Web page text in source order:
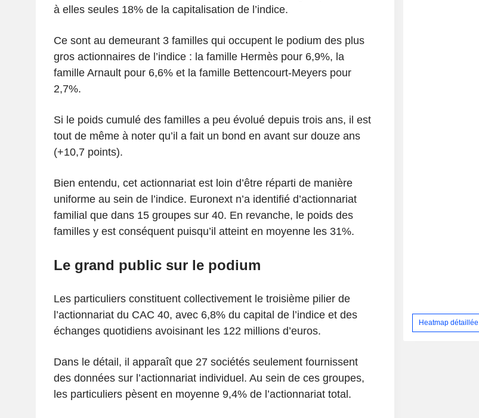
à elles seules 18% de la capitalisation de l’indice.
Ce sont au demeurant 3 familles qui occupent le podium des plus
gros actionnaires de l’indice : la famille Hermès pour 6,9%, la
famille Arnault pour 6,6% et la famille Bettencourt-Meyers pour
2,7%.
Si le poids cumulé des familles a peu évolué depuis trois ans, il est
tout de même à noter qu’il a fait un bond en avant sur douze ans
(+10,7 points).
Bien entendu, cet actionnariat est loin d’être réparti de manière
uniforme au sein de l’indice. Euronext n’a identifié d’actionnariat
familial que dans 15 groupes sur 40. En revanche, le poids des
familles y est conséquent puisqu’il atteint en moyenne les 31%.
Le grand public sur le podium
Les particuliers constituent collectivement le troisième pilier de
l’actionnariat du CAC 40, avec 6,8% du capital de l’indice et des
échanges quotidiens avoisinant les 122 millions d’euros.
Dans le détail, il apparaît que 27 sociétés seulement fournissent
des données sur l’actionnariat individuel. Au sein de ces groupes,
les particuliers pèsent en moyenne 9,4% de l’actionnariat total.
Heatmap détaillée